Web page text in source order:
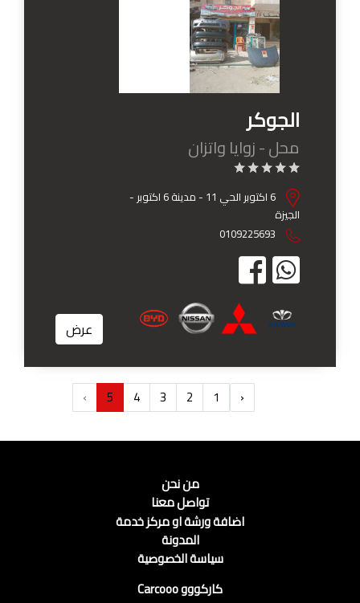
الجوكر
محل - زوايا واتزان
6 اكتوبر الحي 11 - مدينة 6 اكتوبر -
الجيزة
0109225693
عرض
‹
1
2
3
4
5
›
من نحن
تواصل معنا
اضافة ورشة او مركز خدمة
المدونة
سياسة الخصوصية
كاركووو Carcooo